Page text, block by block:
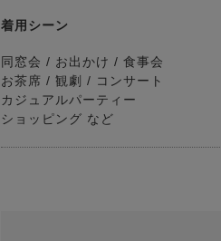
着用シーン
同窓会 / お出かけ / 食事会
お茶席 / 観劇 / コンサート
カジュアルパーティー
ショッピング など